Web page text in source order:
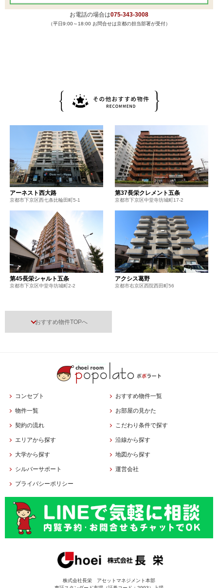
お電話の場合は075-343-3008
（平日9:00～18:00 お問合せは京都の担当部署が受付）
アーネスト西大路
京都市下京区西七条比輪田町5-1
第37長栄クレメント五条
京都市下京区中堂寺坊城町17-2
第45長栄シャルト五条
京都市下京区中堂寺坊城町2-2
アクシス葛野
京都市右京区西院西田町56
おすすめ物件TOPへ
コンセプト おすすめ物件一覧
物件一覧 お部屋の見かた
契約の流れ こだわり条件で探す
エリアから探す 沿線から探す
大学から探す 地図から探す
シルバーサポート 運営会社
プライバシーポリシー
株式会社長栄 アセットマネジメント本部